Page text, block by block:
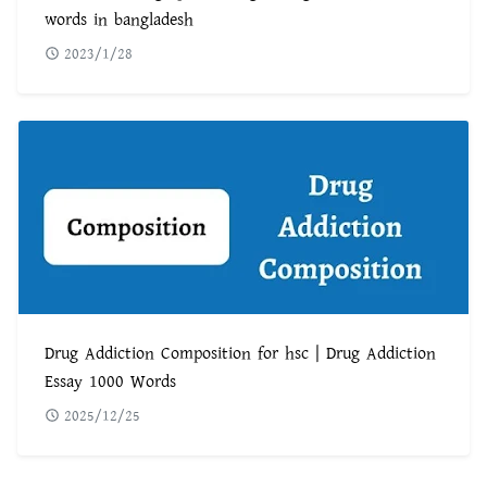
words in bangladesh
2023/1/28
Drug Addiction Composition for hsc | Drug Addiction
Essay 1000 Words
2025/12/25